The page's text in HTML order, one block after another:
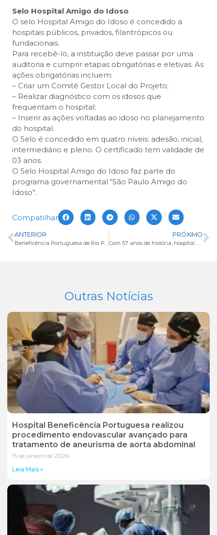
Selo Hospital Amigo do Idoso
O selo Hospital Amigo do Idoso é concedido a
hospitais públicos, privados, filantrópicos ou
fundacionais.
Para recebê-lo, a instituição deve passar por uma
auditoria e cumprir etapas obrigatórias e eletivas. As
ações obrigatórias incluem:
– Criar um Comitê Gestor Local do Projeto;
– Realizar diagnóstico com os idosos que
frequentam o hospital;
– Inserir as ações voltadas ao idoso no planejamento
do hospital.
O Selo é concedido em quatro níveis: adesão, inicial,
intermediário e pleno. O certificado tem validade de
03 anos.
O Selo Hospital Amigo do Idoso faz parte do
programa governamental “São Paulo Amigo do
Idoso”.
Compatilhar
ANTERIOR
Beneficência Portuguesa de Rio Preto é o único hospital do Noroeste Paulista na lista dos principais hospitais do Brasil
PRÓXIMO
Com 57 anos de história, hospital Beneficência Portuguesa é reconhecido pela qualidade dos seus serviços
Outras Notícias
Hospital Beneficência Portuguesa realizou
procedimento endovascular avançado para
tratamento de aneurisma de aorta abdominal
15 de janeiro de 2026
Leia Mais »